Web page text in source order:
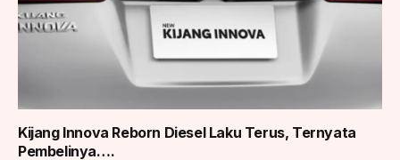
Kijang Innova Reborn Diesel Laku Terus, Ternyata
Pembelinya….